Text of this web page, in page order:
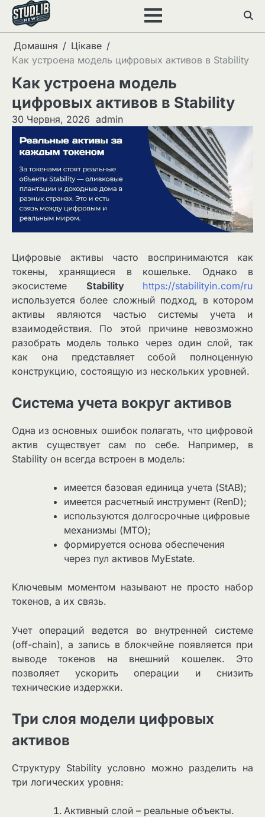
Перейти
вмісту
Домашня
Цікаве
Как устроена модель цифровых активов в Stability
Как устроена модель
цифровых активов в Stability
30 Червня, 2026 admin
Цифровые активы часто воспринимаются как
токены, хранящиеся в кошельке. Однако в
экосистеме Stability https://stabilityin.com/ru
используется более сложный подход, в котором
активы являются частью системы учета и
взаимодействия. По этой причине невозможно
разобрать модель только через один слой, так
как она представляет собой полноценную
конструкцию, состоящую из нескольких уровней.
Система учета вокруг активов
Одна из основных ошибок полагать, что цифровой
актив существует сам по себе. Например, в
Stability он всегда встроен в модель:
имеется базовая единица учета (StAB);
имеется расчетный инструмент (RenD);
используются долгосрочные цифровые
механизмы (MTO);
формируется основа обеспечения
через пул активов MyEstate.
Ключевым моментом называют не просто набор
токенов, а их связь.
Учет операций ведется во внутренней системе
(off-chain), а запись в блокчейне появляется при
выводе токенов на внешний кошелек. Это
позволяет ускорить операции и снизить
технические издержки.
Три слоя модели цифровых
активов
Структуру Stability условно можно разделить на
три логических уровня:
Активный слой – реальные объекты.